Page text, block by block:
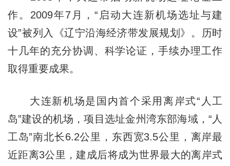
作。2009年7月，“启动大连新机场选址与建
设”被列入《辽宁沿海经济带发展规划》。历时
十几年的充分协调、科学论证，手续办理工作
取得重要成果。
大连新机场是国内首个采用离岸式“人工
岛”建设的机场，项目选址金州湾东部海域，“人
工岛”南北长6.2公里，东西宽3.5公里，离岸最
近距离3公里，建成后将成为世界最大的离岸式